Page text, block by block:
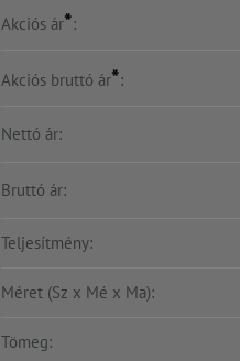
Akciós ár*:
Akciós bruttó ár*:
Nettó ár:
Bruttó ár:
Teljesítmény:
Méret (Sz x Mé x Ma):
Tömeg: